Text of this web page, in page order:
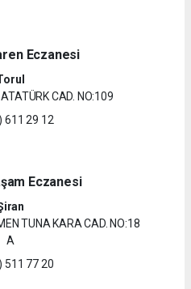
Eczanesi
CAD. NO:109
611 29 12
Eczanesi
TUNA KARA CAD. NO:18
A
511 77 20